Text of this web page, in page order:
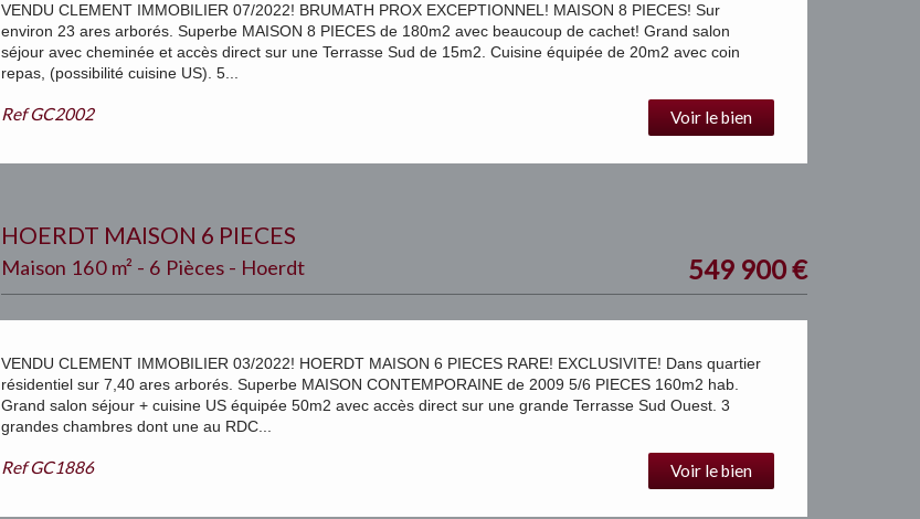
VENDU CLEMENT IMMOBILIER 07/2022! BRUMATH PROX EXCEPTIONNEL! MAISON 8 PIECES! Sur
environ 23 ares arborés. Superbe MAISON 8 PIECES de 180m2 avec beaucoup de cachet! Grand salon
séjour avec cheminée et accès direct sur une Terrasse Sud de 15m2. Cuisine équipée de 20m2 avec coin
repas, (possibilité cuisine US). 5...
RefGC2002 Voir le bien
HOERDT MAISON 6 PIECES
Maison 160 m² - 6 Pièces - Hoerdt 549 900€
VENDU CLEMENT IMMOBILIER 03/2022! HOERDT MAISON 6 PIECES RARE! EXCLUSIVITE! Dans quartier
résidentiel sur 7,40 ares arborés. Superbe MAISON CONTEMPORAINE de 2009 5/6 PIECES 160m2 hab.
Grand salon séjour + cuisine US équipée 50m2 avec accès direct sur une grande Terrasse Sud Ouest. 3
grandes chambres dont une au RDC...
RefGC1886 Voir le bien